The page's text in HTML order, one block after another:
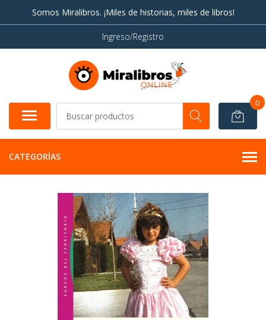
Somos Miralibros. ¡Miles de historias, miles de libros!
Ingreso/Registro
0
CATEGORÍAS